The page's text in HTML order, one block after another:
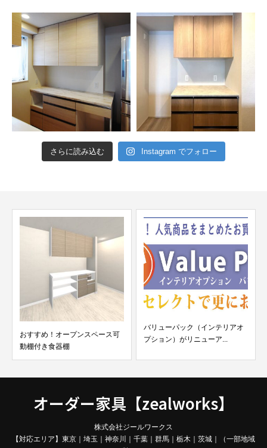
さらに読み込む Instagram でフォロー
おすすめ！オープンスペース可
動棚付き食器棚
バリューパック（インテリアオ
プション）がリニューア...
オーダー家具【zealworks】
株式会社ジールワークス
【対応エリア】東京｜埼玉｜神奈川｜千葉｜群馬｜栃木｜茨城｜（一部地域